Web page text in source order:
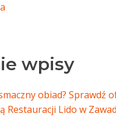
wpisy
obiad? Sprawdź
Restauracji Lido w